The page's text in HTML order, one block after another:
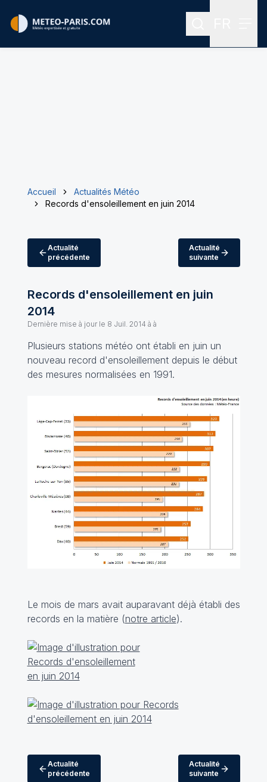
Rechercher
Accueil
Actualités Météo
Records d'ensoleillement en juin 2014
Actualité
précédente
Actualité
suivante
Records d'ensoleillement en juin
2014
Dernière mise à jour le 8 Juil. 2014 à à
Plusieurs stations météo ont établi en juin un
nouveau record d'ensoleillement depuis le début
des mesures normalisées en 1991.
Le mois de mars avait auparavant déjà établi des
records en la matière (notre article).
Actualité
précédente
Actualité
suivante